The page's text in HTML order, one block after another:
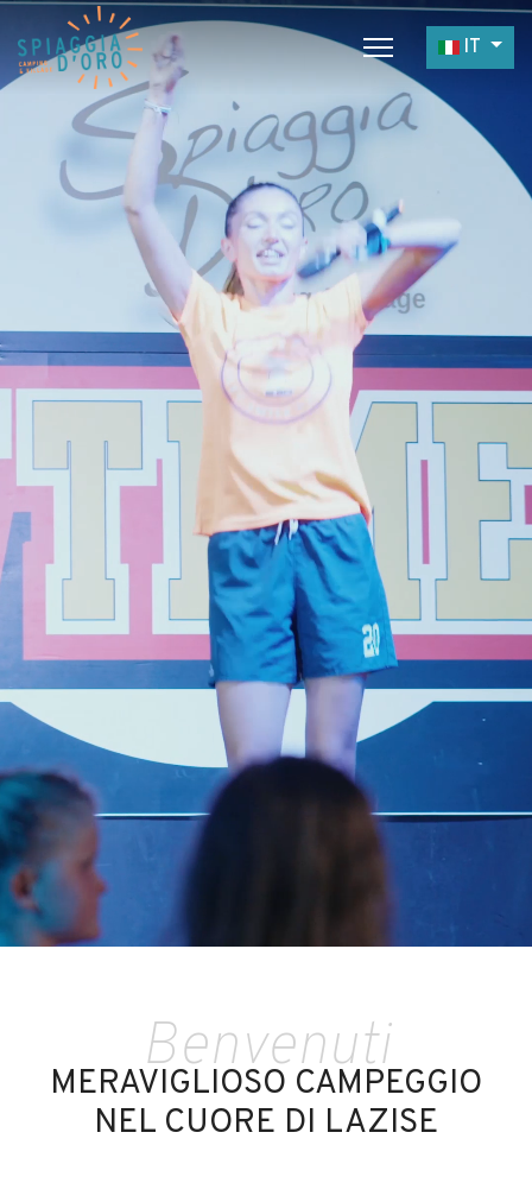
IT
MERAVIGLIOSO CAMPEGGIO
NEL CUORE DI LAZISE
Benvenuti
Home
Camping
Village
Lavora con noi